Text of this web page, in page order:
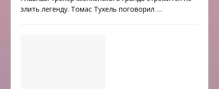
злить легенду. Томас Тухель поговорил…